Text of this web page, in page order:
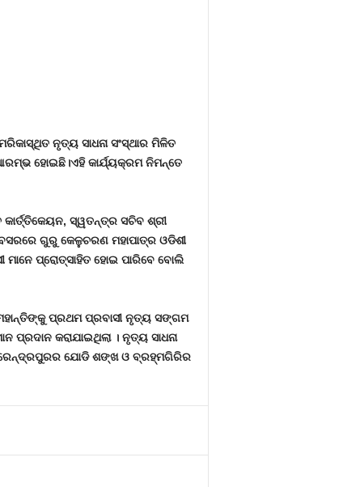
ନୃତ୍ୟ ସାଧନା ସଂସ୍ଥାର ମିଳିତ
ହୋଇଛି।ଏହି କାର୍ଯ୍ୟକ୍ରମ ନିମନ୍ତେ
କାର୍ତ୍ତିକେୟନ, ସ୍ୱତନ୍ତ୍ର ସଚିବ ଶ୍ରୀ
ଗୁରୁ କେଳୁଚରଣ ମହାପାତ୍ର ଓଡିଶୀ
ମାନେ ପ୍ରୋତ୍ସାହିତ ହୋଇ ପାରିବେ ବୋଲି
ପ୍ରଥମ ପ୍ରବାସୀ ନୃତ୍ୟ ସଙ୍ଗମ
କରାଯାଇଥିଲା । ନୃତ୍ୟ ସାଧନା
ନରେନ୍ଦ୍ରପୁରର ଯୋଡି ଶଙ୍ଖ ଓ ବ୍ରହ୍ମଗିରିର